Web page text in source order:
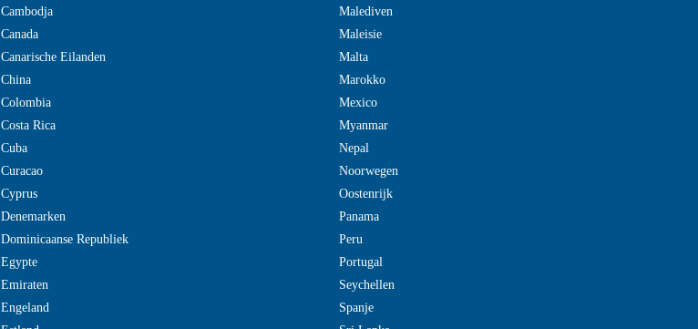
Cambodja
Canada
Canarische Eilanden
China
Colombia
Costa Rica
Cuba
Curacao
Cyprus
Denemarken
Dominicaanse Republiek
Egypte
Emiraten
Engeland
Malediven
Maleisie
Malta
Marokko
Mexico
Myanmar
Nepal
Noorwegen
Oostenrijk
Panama
Peru
Portugal
Seychellen
Spanje